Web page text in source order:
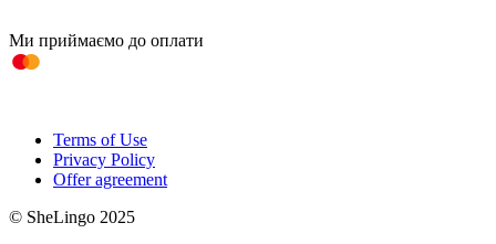
Ми приймаємо до оплати
Terms of Use
Privacy Policy
Offer agreement
© SheLingo 2025